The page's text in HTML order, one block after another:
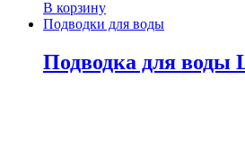
В корзину
Подводки для воды
Подводка для воды